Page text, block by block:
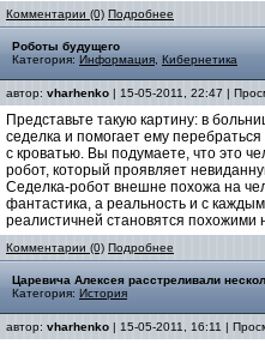
Комментарии (0) Подробнее
Роботы будущего
Категория: Информация Кибернетика
автор: vharhenko | 15-05-2011, 22:47 |
Представьте такую картину: в
седелка и помогает ему
с кроватью. Вы подумаете, что это
робот, который проявляет
Седелка-робот внешне похожа на
фантастика, а реальность и с
реалистичней становятся похожими
Комментарии (0) Подробнее
Царевича Алексея расстреливали
Категория: История
автор: vharhenko | 15-05-2011, 16:11 |